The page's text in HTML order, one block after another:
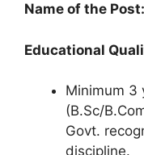
Name of the Post:
Educational
Minimum 3
(B.Sc/
Govt.
discipline.